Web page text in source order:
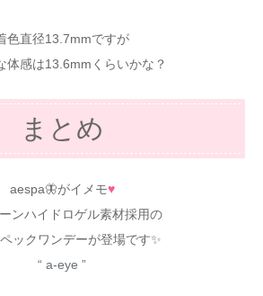
色直径13.7mmですが
体感は13.6mmくらいかな？
まとめ
aespa🦋がイメモ♥
ンハイドロゲル素材採用の
ックワンデーが登場です✨
“ a-eye ”